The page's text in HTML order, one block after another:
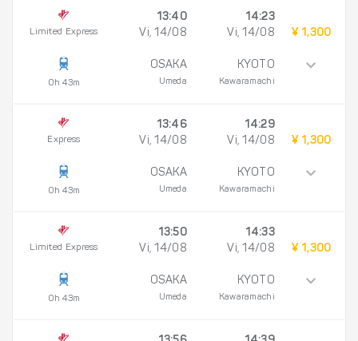
Limited Express
0h 43m
13:40
Vi, 14/08
OSAKA
Umeda
14:23
Vi, 14/08
KYOTO
Kawaramachi
¥ 1,300
Express
0h 43m
13:46
Vi, 14/08
OSAKA
Umeda
14:29
Vi, 14/08
KYOTO
Kawaramachi
¥ 1,300
Limited Express
0h 43m
13:50
Vi, 14/08
OSAKA
Umeda
14:33
Vi, 14/08
KYOTO
Kawaramachi
¥ 1,300